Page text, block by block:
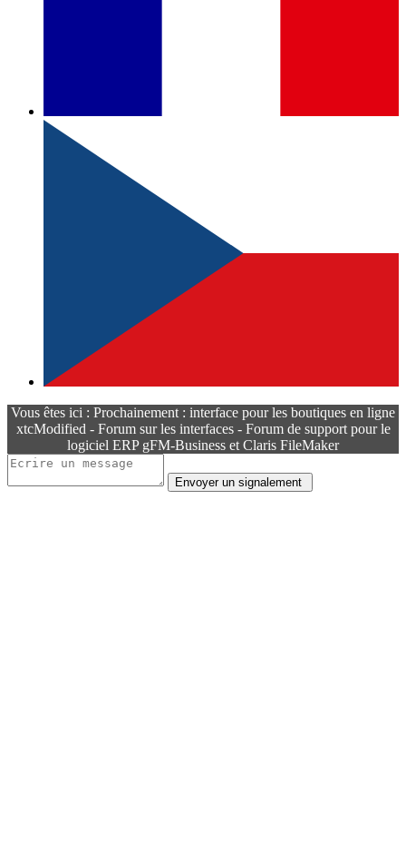
Vous êtes ici : Prochainement : interface pour les boutiques en ligne
xtcModified - Forum sur les interfaces - Forum de support pour le
logiciel ERP gFM-Business et Claris FileMaker